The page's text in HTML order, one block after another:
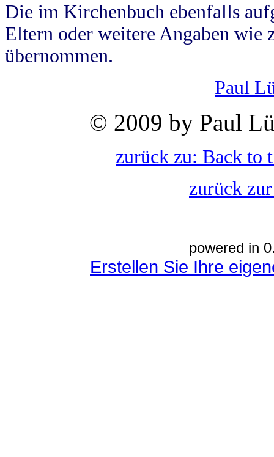
Die im Kirchenbuch ebenfalls
Eltern oder weitere Angaben wie
übernommen.
Paul
© 2009 by Paul
zurück zu: Back to
zurück
powered in
Erstellen Sie Ihre